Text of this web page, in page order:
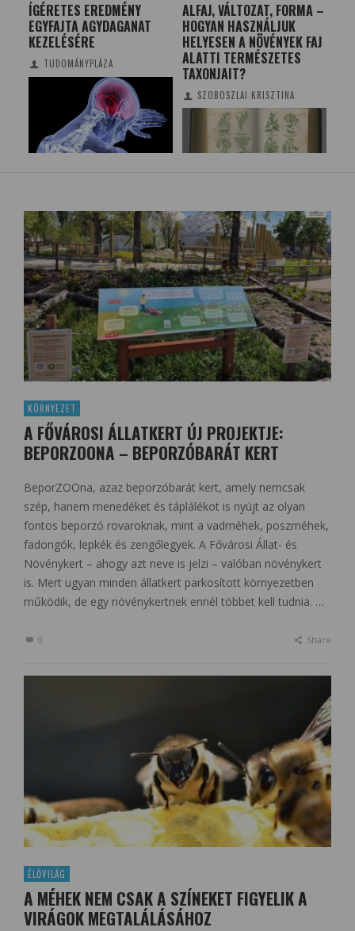
ÍGÉRETES EREDMÉNY
EGYFAJTA AGYDAGANAT
KEZELÉSÉRE
TUDOMÁNYPLÁZA
ALFAJ, VÁLTOZAT, FORMA –
HOGYAN HASZNÁLJUK
HELYESEN A NÖVÉNYEK FAJ
ALATTI TERMÉSZETES
TAXONJAIT?
SZOBOSZLAI KRISZTINA
KÖRNYEZET
A FŐVÁROSI ÁLLATKERT ÚJ PROJEKTJE:
BEPORZOONA – BEPORZÓBARÁT KERT
BeporZOOna, azaz beporzóbarát kert, amely nemcsak
szép, hanem menedéket és táplálékot is nyújt az olyan
fontos beporzó rovaroknak, mint a vadméhek, poszméhek,
fadongók, lepkék és zengőlegyek. A Fővárosi Állat- és
Növénykert – ahogy azt neve is jelzi – valóban növénykert
is. Mert ugyan minden állatkert parkosított környezetben
működik, de egy növénykertnek ennél többet kell tudnia. …
0 Share
ÉLŐVILÁG
A MÉHEK NEM CSAK A SZÍNEKET FIGYELIK A
VIRÁGOK MEGTALÁLÁSÁHOZ